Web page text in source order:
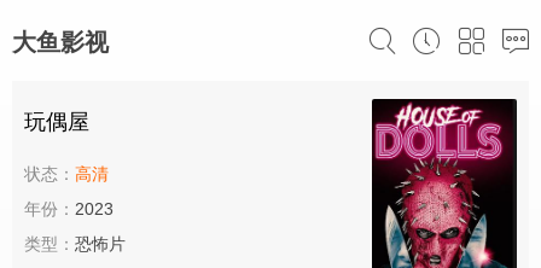
大鱼影视
玩偶屋
状态： 高清
年份： 2023
类型： 恐怖片